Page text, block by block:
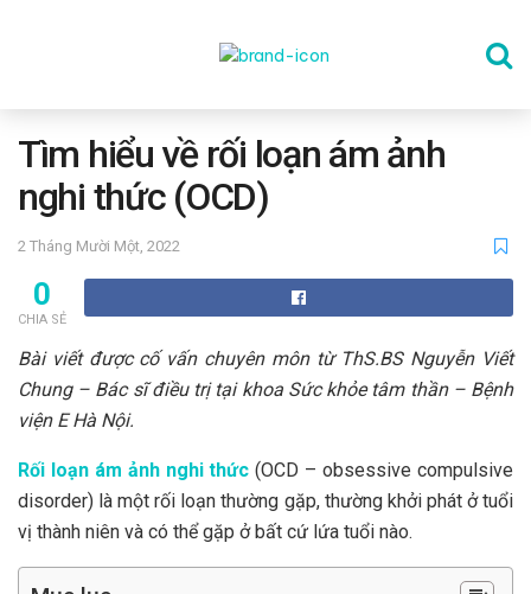
THỂ DỤC
DINH DƯỠNG
SỨC KHỎE TINH THẦN
CÔNG NGHỆ
Tìm hiểu về rối loạn ám ảnh
nghi thức (OCD)
2 Tháng Mười Một, 2022
0
CHIA SẺ
Bài viết được cố vấn chuyên môn từ ThS.BS Nguyễn Viết
Chung – Bác sĩ điều trị tại khoa Sức khỏe tâm thần – Bệnh
viện E Hà Nội.
Rối loạn ám ảnh nghi thức (OCD – obsessive compulsive
disorder) là một rối loạn thường gặp, thường khởi phát ở tuổi
vị thành niên và có thể gặp ở bất cứ lứa tuổi nào.